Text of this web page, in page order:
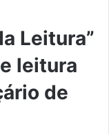
Leitura”
leitura
de